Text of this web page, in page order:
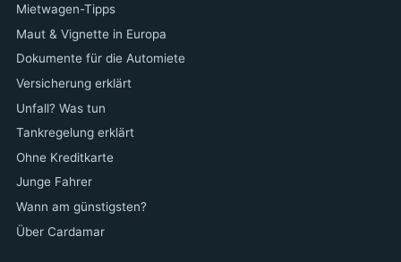
Mietwagen-Tipps
Maut & Vignette in Europa
Dokumente für die Automiete
Versicherung erklärt
Unfall? Was tun
Tankregelung erklärt
Ohne Kreditkarte
Junge Fahrer
Wann am günstigsten?
Über Cardamar